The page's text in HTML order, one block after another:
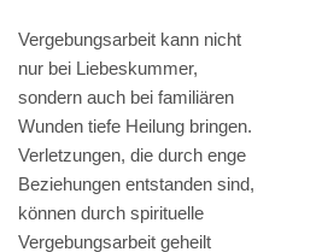
Vergebungsarbeit kann nicht
nur bei Liebeskummer,
sondern auch bei familiären
Wunden tiefe Heilung bringen.
Verletzungen, die durch enge
Beziehungen entstanden sind,
können durch spirituelle
Vergebungsarbeit geheilt